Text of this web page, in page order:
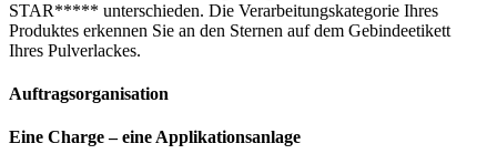
STAR***** unterschieden. Die Verarbeitungskategorie Ihres
Produktes erkennen Sie an den Sternen auf dem Gebindeetikett
Ihres Pulverlackes.
Auftragsorganisation
Eine Charge – eine Applikationsanlage